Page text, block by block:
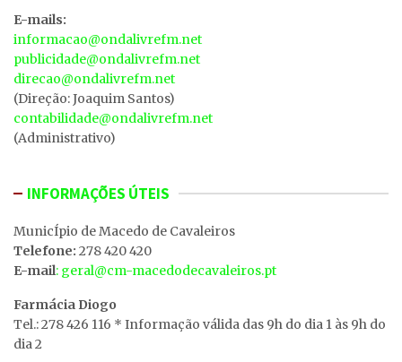
E-mails:
informacao@ondalivrefm.net
publicidade@ondalivrefm.net
direcao@ondalivrefm.net
(Direção: Joaquim Santos)
contabilidade@ondalivrefm.net
(Administrativo)
INFORMAÇÕES ÚTEIS
MunicÍpio de Macedo de Cavaleiros
Telefone: 278 420 420
E-mail: geral@cm-macedodecavaleiros.pt
Farmácia Diogo
Tel.: 278 426 116 * Informação válida das 9h do dia 1 às 9h do
dia 2